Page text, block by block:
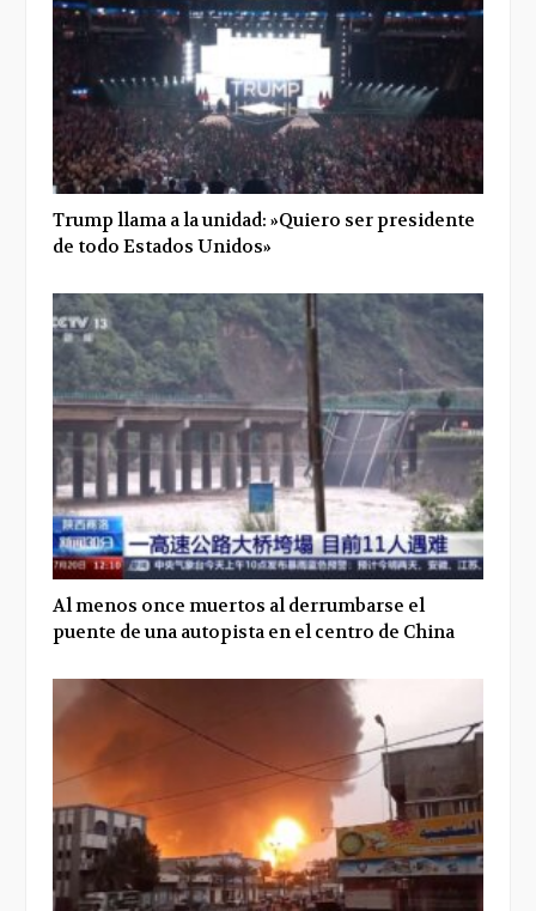
Trump llama a la unidad: »Quiero ser presidente
de todo Estados Unidos»
Al menos once muertos al derrumbarse el
puente de una autopista en el centro de China